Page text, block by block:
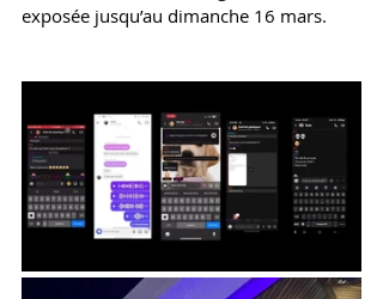
exposée jusqu’au dimanche 16 mars.